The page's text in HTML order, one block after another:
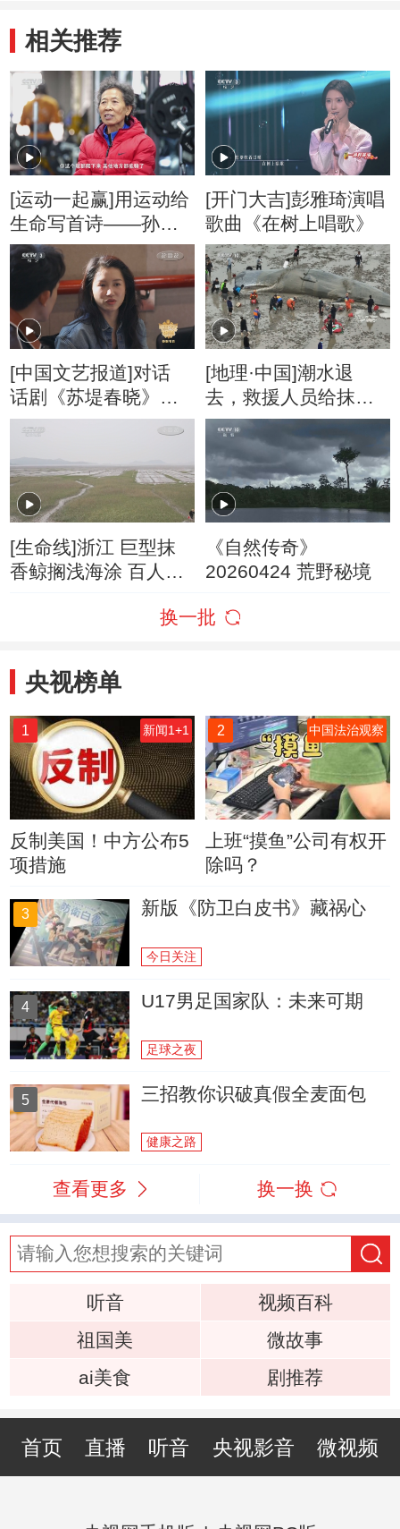
相关推荐
[运动一起赢]用运动给
生命写首诗——孙明
慧
[开门大吉]彭雅琦演唱
歌曲《在树上唱歌》
[中国文艺报道]对话
话剧《苏堤春晓》王
弗饰演者苏青
[地理·中国]潮水退
去，救援人员给抹香
鲸泼水维持生命体征
[生命线]浙江 巨型抹
香鲸搁浅海涂 百人20
《自然传奇》
20260424 荒野秘境
换一批
央视榜单
1 新闻1+1
反制美国！中方公布5
项措施
2 中国法治观察
上班“摸鱼”公司有权开
除吗？
3 新版《防卫白皮书》藏祸心
今日关注
4 U17男足国家队：未来可期
足球之夜
5 三招教你识破真假全麦面包
健康之路
查看更多 换一换
听音
视频百科
祖国美
微故事
ai美食
剧推荐
首页 直播 听音 央视影音 微视频